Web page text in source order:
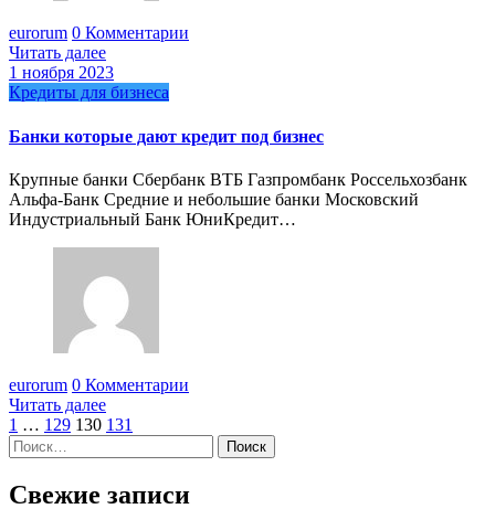
eurorum 0 Комментарии
Читать далее
1 ноября 2023
Кредиты для бизнеса
Банки которые дают кредит под бизнес
Крупные банки Сбербанк ВТБ Газпромбанк Россельхозбанк
Альфа-Банк Средние и небольшие банки Московский
Индустриальный Банк ЮниКредит…
eurorum 0 Комментарии
Читать далее
Пагинация
записей
1 … 129 130 131
Найти:
Свежие записи